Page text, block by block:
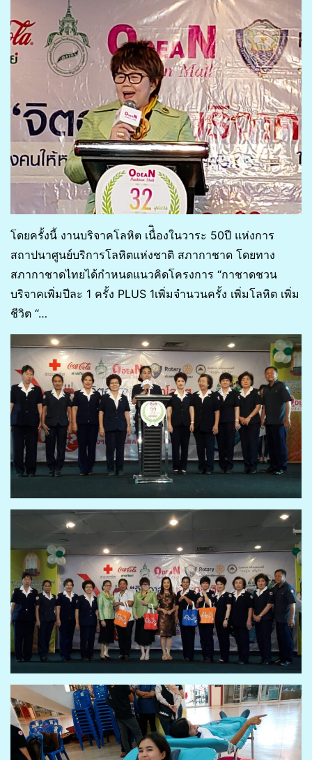
โดยครั้งนี้ งานบริจาคโลหิต เนื่ิองในวาระ 50ปี แห่งการ
สถาปนาศูนย์บริการโลหิตแห่งชาติ สภากาชาด โดยทาง
สภากาชาดไทยได้กำหนดแนวคิดโครงการ “กาชาดชวน
บริจาคเพิ่มปีละ 1 ครั้ง PLUS 1เพิ่มจำนวนครั้ง เพิ่มโลหิต เพิ่ม
ชีวิต “…